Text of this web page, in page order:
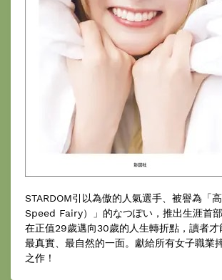
STARDOM引以為傲的人氣選手、被譽為「
Speed Fairy）」的なつぽい，推出生涯首
在正值29歲邁向30歲的人生轉折點，讀者才
最真實、最自然的一面。獻給所有女子職業
之作！